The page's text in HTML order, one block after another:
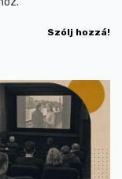
Szólj hozzá!